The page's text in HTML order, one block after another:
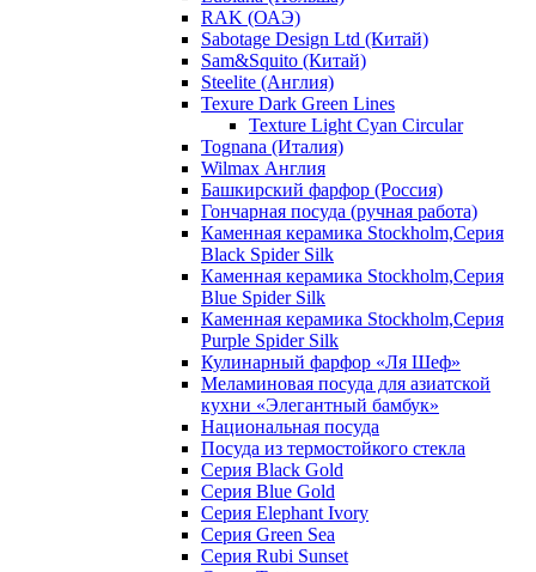
RAK (ОАЭ)
Sabotage Design Ltd (Китай)
Sam&Squito (Китай)
Steelite (Англия)
Texure Dark Green Lines
Texture Light Cyan Circular
Tognana (Италия)
Wilmax Англия
Башкирский фарфор (Россия)
Гончарная посуда (ручная работа)
Каменная керамика Stockholm,Серия
Black Spider Silk
Каменная керамика Stockholm,Серия
Blue Spider Silk
Каменная керамика Stockholm,Серия
Purple Spider Silk
Кулинарный фарфор «Ля Шеф»
Меламиновая посуда для азиатской
кухни «Элегантный бамбук»
Национальная посуда
Посуда из термостойкого стекла
Серия Black Gold
Серия Blue Gold
Серия Elephant Ivory
Серия Green Sea
Серия Rubi Sunset